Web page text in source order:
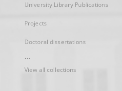
University Library Publications
Projects
Doctoral dissertations
...
View all collections